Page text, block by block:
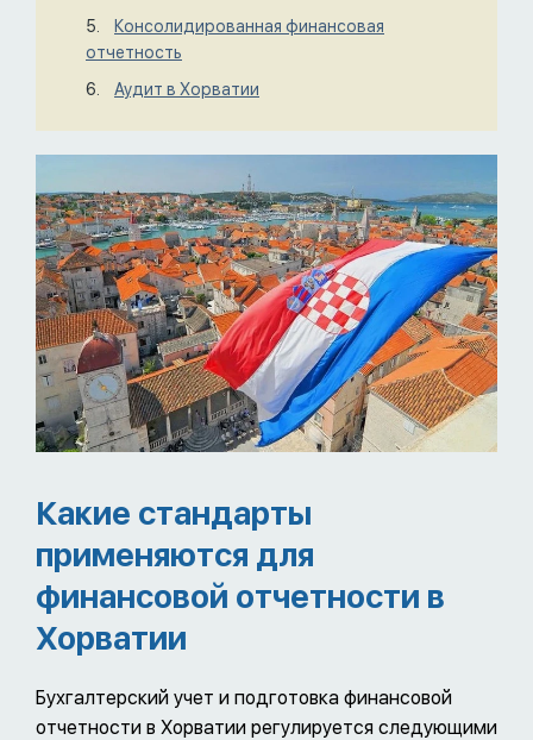
Консолидированная финансовая
отчетность
Аудит в Хорватии
Какие стандарты
применяются для
финансовой отчетности в
Хорватии
Бухгалтерский учет и подготовка финансовой
отчетности в Хорватии регулируется следующими